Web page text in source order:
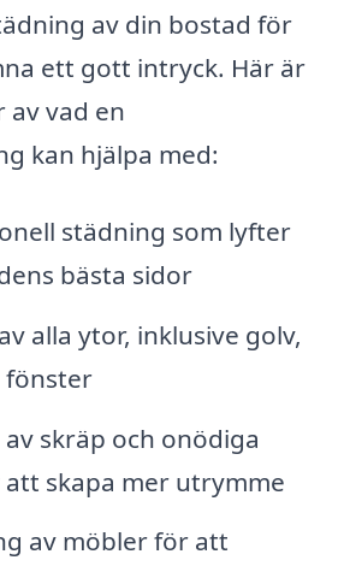
av din bostad för
ett gott intryck. Här är
av vad en
kan hjälpa med:
städning som lyfter
bästa sidor
alla ytor, inklusive golv,
fönster
skräp och onödiga
skapa mer utrymme
av möbler för att